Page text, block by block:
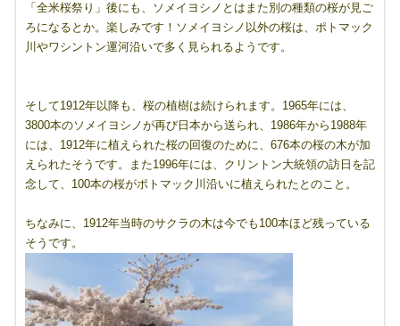
「全米桜祭り」後にも、ソメイヨシノとはまた別の種類の桜が見ご
ろになるとか。楽しみです！ソメイヨシノ以外の桜は、ポトマック
川やワシントン運河沿いで多く見られるようです。
そして1912年以降も、桜の植樹は続けられます。1965年には、
3800本のソメイヨシノが再び日本から送られ、1986年から1988年
には、1912年に植えられた桜の回復のために、676本の桜の木が加
えられたそうです。また1996年には、クリントン大統領の訪日を記
念して、100本の桜がポトマック川沿いに植えられたとのこと。
ちなみに、1912年当時のサクラの木は今でも100本ほど残っている
そうです。